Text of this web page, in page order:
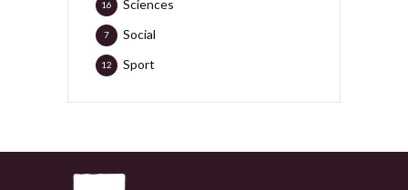
Sciences
16
Social
7
Sport
12